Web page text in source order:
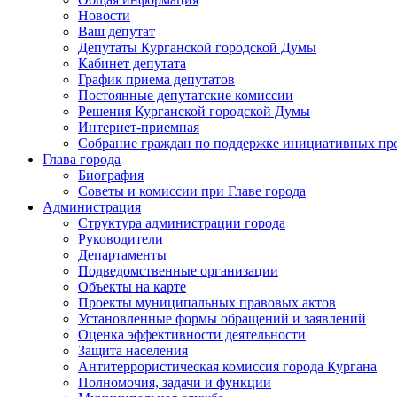
Новости
Ваш депутат
Депутаты Курганской городской Думы
Кабинет депутата
График приема депутатов
Постоянные депутатские комиссии
Решения Курганской городской Думы
Интернет-приемная
Собрание граждан по поддержке инициативных
Глава города
Биография
Советы и комиссии при Главе города
Администрация
Структура администрации города
Руководители
Департаменты
Подведомственные организации
Объекты на карте
Проекты муниципальных правовых актов
Установленные формы обращений и заявлений
Оценка эффективности деятельности
Защита населения
Антитеррористическая комиссия города Кургана
Полномочия, задачи и функции